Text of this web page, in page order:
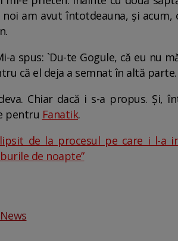
am avut întotdeauna, și acum,
spus: `Du-te Gogule, că eu nu
că el deja a semnat în altă parte.
Chiar dacă i s-a propus. Și,
pentru Fanatik.
de la procesul pe care i l-a
de noapte”